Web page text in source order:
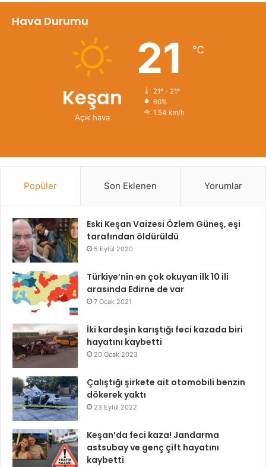
Hava Durumu
Keşan
Açık hava
21 ℃
21º - 21º
60%
1.54 km/h
Popüler Son Eklenen Yorumlar
Eski Keşan Vaizesi Özlem Güneş, eşi
tarafından öldürüldü
5 Eylül 2020
Türkiye’nin en çok okuyan ilk 10 ili
arasında Edirne de var
7 Ocak 2021
İki kardeşin karıştığı feci kazada biri
hayatını kaybetti
20 Ocak 2023
Çalıştığı şirkete ait otomobili benzin
dökerek yaktı
23 Eylül 2022
Keşan’da feci kaza! Jandarma
astsubay ve genç çift hayatını
kaybetti